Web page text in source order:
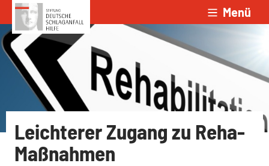
Zum Inhalt springen Menü
Leichterer Zugang zu Reha-
Maßnahmen